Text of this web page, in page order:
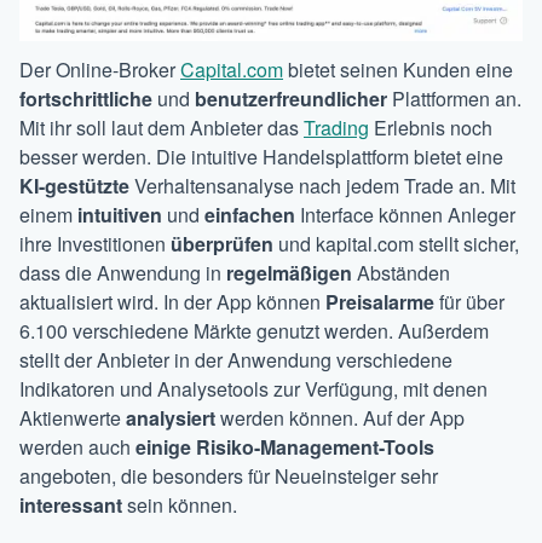
Der Online-BrokerCapital.combietet seinen Kunden eine
fortschrittliche und benutzerfreundlicher Plattformen an.
Mit ihr soll laut dem Anbieter dasTrading Erlebnis noch
besser werden. Die intuitive Handelsplattform bietet eine
KI-gestützteVerhaltensanalyse nach jedem Trade an. Mit
einem intuitiven und einfachen Interface können Anleger
ihre Investitionen überprüfen und kapital.com stellt sicher,
dass die Anwendung in regelmäßigen Abständen
aktualisiert wird. In der App können Preisalarmefür über
6.100 verschiedene Märkte genutzt werden. Außerdem
stellt der Anbieter in der Anwendung verschiedene
Indikatoren und Analysetools zur Verfügung, mit denen
Aktienwerteanalysiertwerden können. Auf der App
werden auch einige Risiko-Management-Tools
angeboten, die besonders für Neueinsteiger sehr
interessantsein können.